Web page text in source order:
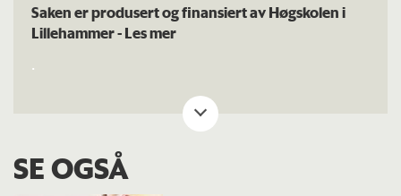
Saken er produsert og finansiert av Høgskolen i
Lillehammer -Les mer
.
SE OGSÅ